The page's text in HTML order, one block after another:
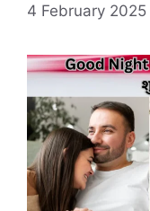
4 February 2025